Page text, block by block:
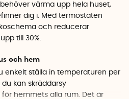
värma upp hela huset,
dig i. Med termostaten
och reducerar
till 30%.
och hem
enkelt ställa in temperaturen per
kan skräddarsy
hemmets alla rum. Det är